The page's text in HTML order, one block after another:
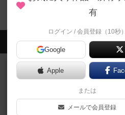
家庭教師ヒットマンREBORN!
ド ジレンマ-のト
会員の新
レビュー
エージェン
トリックテイ
37分前by ハロ
有
ログイン / 会員登録（10秒）
Google
Apple
または
メールで会員登録